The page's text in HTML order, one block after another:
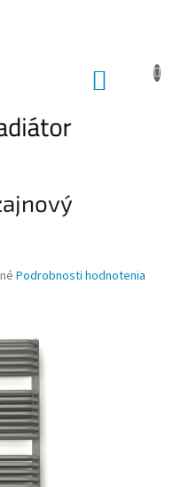
NÁKUPNÝ
Podrobnosti hodnotenia